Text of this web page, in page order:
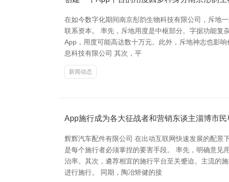
在如今数字化期间南京彤韵生物科技有限公司，斥地
联系资本。 率先，斥地用度是中枢部分。字据功能复
App，用度可能高达数十万元。此外，斥地神志也影
息科技有限公司 其次，平
新闻动态
App施行成为各大征战者和营销东谈主淄博市
辉辉汽车配件有限公司 在出动互联网快速发展的配景
是每个施行者必须掌捏的要害手段。 率先，明确意见
治率。其次，遴荐相宜的施行平台至关蹙迫。主流的
进行施行。 同期，陶冶矫健的接